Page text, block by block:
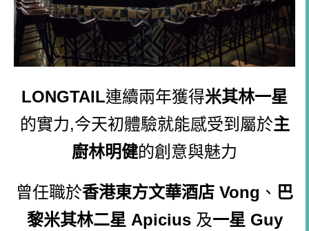
LONGTAIL連續兩年獲得米其林一星
的實力,今天初體驗就能感受到屬於主
廚林明健的創意與魅力
曾任職於香港東方文華酒店 Vong 、 巴
黎米其林二星 Apicius及一星 Guy